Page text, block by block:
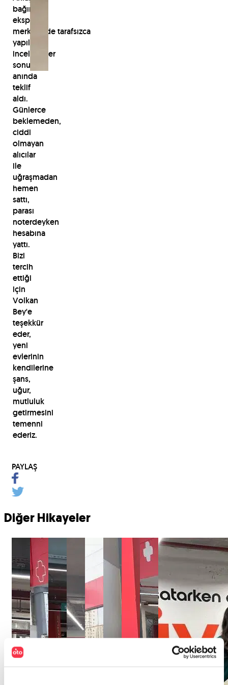
bağımsız
ekspertiz
merkezinde tarafsızca
yapılan
incelemeler
sonucu
anında
teklif
aldı.
Günlerce
beklemeden,
ciddi
olmayan
alıcılar
ile
uğraşmadan
hemen
sattı,
parası
noterdeyken
hesabına
yattı.
Bizi
tercih
ettiği
için
Volkan
Bey'e
teşekkür
eder,
yeni
evlerinin
kendilerine
şans,
uğur,
mutluluk
getirmesini
temenni
ederiz.
PAYLAŞ
Diğer Hikayeler